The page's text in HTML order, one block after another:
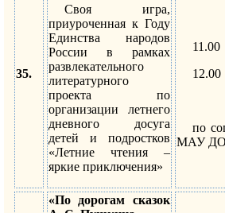
35.
Своя игра,
приуроченная к Году
Единства народов
России в рамках
развлекательного
литературного
проекта по
организации летнего
дневного досуга
детей и подростков
«Летние чтения –
яркие приключения»
11.00
12.00
по
МАУ
«По дорогам сказок